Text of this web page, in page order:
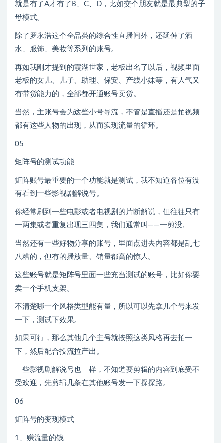
就是有了A才有了B、C、D，比如交个朋友就是最典型的子
母模式。
除了罗永浩这个全品类的综合性直播间外，还延伸了酒
水、服饰、美妆等系列的账号。
再如我刚才提到的霞湖世家，老板出名了以后，视频里面
老板的女儿、儿子、助理、保安、产线小妹等，有人气又
有带货能力的，全部都开通账号卖货。
当然，主账号会为这些小号导流，不管是直播还是拍视频
都有这些人物的出现，从而实现流量的循环。
05
矩阵号的测试功能
矩阵账号最重要的一个功能就是测试，我不知道各位有没
有看到一些影视剧解说号。
你经常刷到一些电影或者电视剧的片断解说，但往往只有
一两集或者重复出现三四集，我们通常叫——一剪没。
当然还有一些好物分享的账号，里面点进去内容都是乱七
八糟的，但有的播放量、销量都高的惊人。
这些账号就是矩阵号里面一些充当测试的账号，比如你要
卖一个手机支架。
不清楚哪一个风格类型能有量，所以可以先拿几个号来发
一下，测试下效果。
如果可行，那么其他几个主号就按照这类风格再去拍一
下，然后配合投流拉产出。
一些影视剧解说号也一样，不知道要剪辑的内容到底受不
受欢迎，先剪辑几条在其他账号发一下探探路。
06
矩阵号的变现模式
1、赚流量的钱